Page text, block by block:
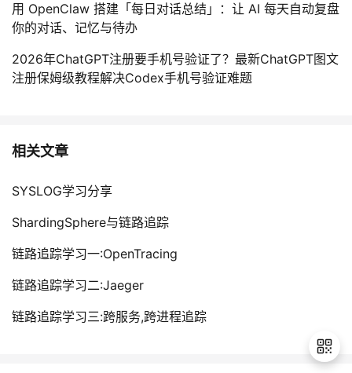
用 OpenClaw 搭建「每日对话总结」：让 AI 每天自动复盘
你的对话、记忆与待办
2026年ChatGPT注册要手机号验证了？最新ChatGPT图文
注册保姆级教程解决Codex手机号验证难题
相关文章
SYSLOG学习分享
ShardingSphere与链路追踪
链路追踪学习一:OpenTracing
链路追踪学习二:Jaeger
链路追踪学习三:跨服务,跨进程追踪